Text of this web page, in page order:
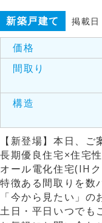
新築戸建て 掲載
価格
間取り
構造
【新登場】本日、ご
長期優良住宅×住宅
オール電化住宅(IH
特徴ある間取りを数
「今から見
土日・平日い